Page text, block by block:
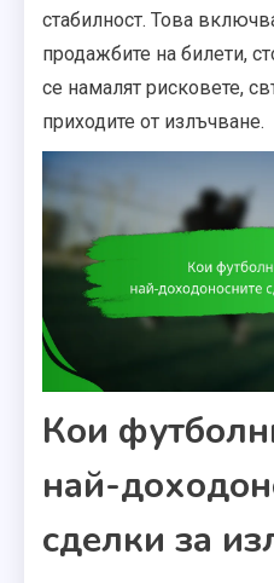
стабилност. Това
продажбите на билети,
се намалят рисковете,
приходите от излъчване.
Кои
най-
сделки за